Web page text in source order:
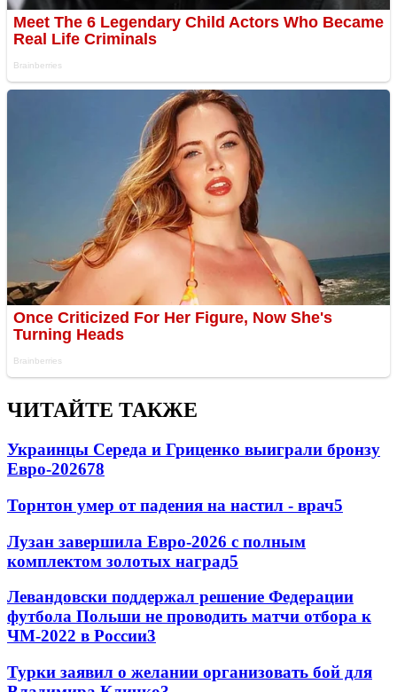
ЧИТАЙТЕ ТАКЖЕ
Украинцы Середа и Гриценко выиграли бронзу
Евро-202678
Торнтон умер от падения на настил - врач5
Лузан завершила Евро-2026 с полным
комплектом золотых наград5
Левандовски поддержал решение Федерации
футбола Польши не проводить матчи отбора к
ЧМ-2022 в России3
Турки заявил о желании организовать бой для